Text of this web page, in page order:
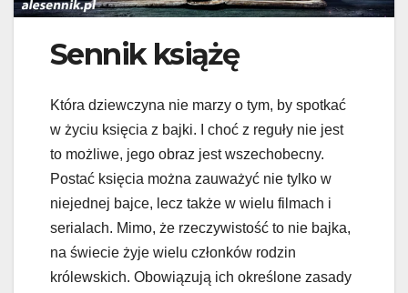
Sennik książę
Która dziewczyna nie marzy o tym, by spotkać
w życiu księcia z bajki. I choć z reguły nie jest
to możliwe, jego obraz jest wszechobecny.
Postać księcia można zauważyć nie tylko w
niejednej bajce, lecz także w wielu filmach i
serialach. Mimo, że rzeczywistość to nie bajka,
na świecie żyje wielu członków rodzin
królewskich. Obowiązują ich określone zasady